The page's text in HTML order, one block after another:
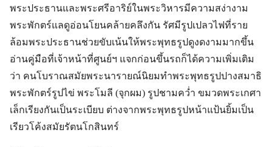
พระประธานและพระศรีอาริย์ในพระวิหารมีความสง่างาม
พระพักตร์แลดูอ่อนโยนคล้ายคลึงกัน รัศมีรูปเปลวไฟที่ราย
ล้อมพระประธานช่วยขับเน้นให้พระพุทธรูปดูงดงามมากขึ้น
อ่านคู่มือที่เจ้าหน้าที่ศูนย์ฯ แจกก่อนขึ้นรถก็ได้ความเพิ่มเติม
ว่า คนโบราณสมัยพระนารายณ์นิยมทำพระพุทธรูปปางสมาธิ
พระพักตร์รูปไข่ พระโมลี (จุกผม) รูปชามคว่ำ ขมวดพระเกศา
เล็กเรียงกันเป็นระเบียบ ต่างจากพระพุทธรูปหน้าแป้นยิ้มเป็น
เรียวโค้งสมัยรัตนโกสินทร์